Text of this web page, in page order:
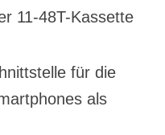
11-48T-Kassette
für die
als